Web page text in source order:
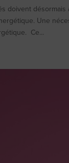
doivent
Une
Ce...